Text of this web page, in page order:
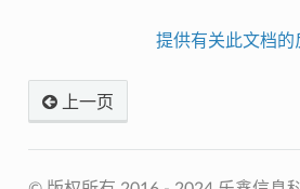
提供有关此文档的
上一页